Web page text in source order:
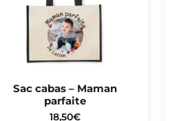
Sac cabas – Maman
parfaite
18,50€